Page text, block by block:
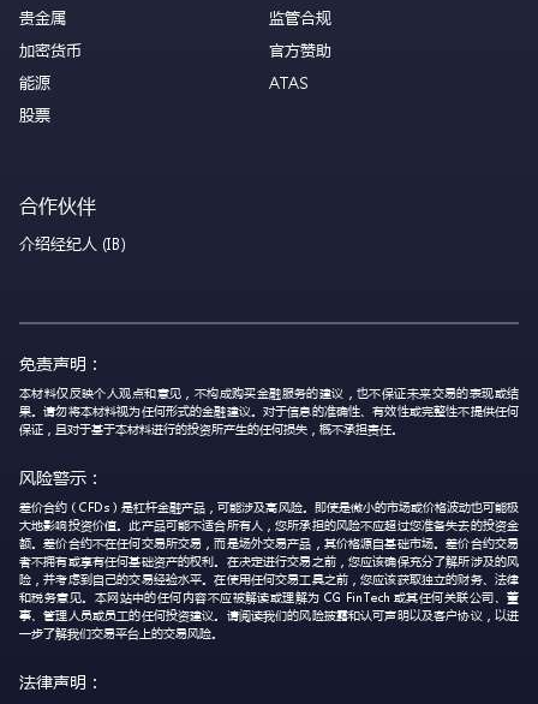
贵金属
加密货币
能源
股票
监管合规
官方赞助
ATAS
合作伙伴
介绍经纪人 (IB)
免责声明：
本材料仅反映个人观点和意见，不构成购买金融服务的建议，也不保证未来交易的表现或结
果。请勿将本材料视为任何形式的金融建议。对于信息的准确性、有效性或完整性不提供任何
保证，且对于基于本材料进行的投资所产生的任何损失，概不承担责任。
风险警示：
差价合约（CFDs）是杠杆金融产品，可能涉及高风险。即使是微小的市场或价格波动也可能极
大地影响投资价值。此产品可能不适合所有人，您所承担的风险不应超过您准备失去的投资金
额。差价合约不在任何交易所交易，而是场外交易产品，其价格源自基础市场。差价合约交易
者不拥有或享有任何基础资产的权利。在决定进行交易之前，您应该确保充分了解所涉及的风
险，并考虑到自己的交易经验水平。在使用任何交易工具之前，您应该获取独立的财务、法律
和税务意见。本网站中的任何内容不应被解读或理解为 CG FinTech 或其任何关联公司、董
事、管理人员或员工的任何投资建议。请阅读我们的风险披露和认可声明以及客户协议，以进
一步了解我们交易平台上的交易风险。
法律声明：